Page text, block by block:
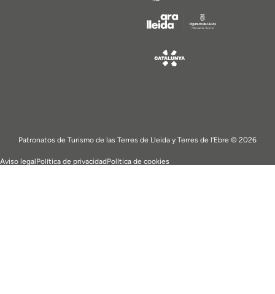
Patronatos de Turismo de las Terres de Lleida y Terres de l’Ebre © 2026
Aviso legalPolítica de privacidadPolítica de cookies